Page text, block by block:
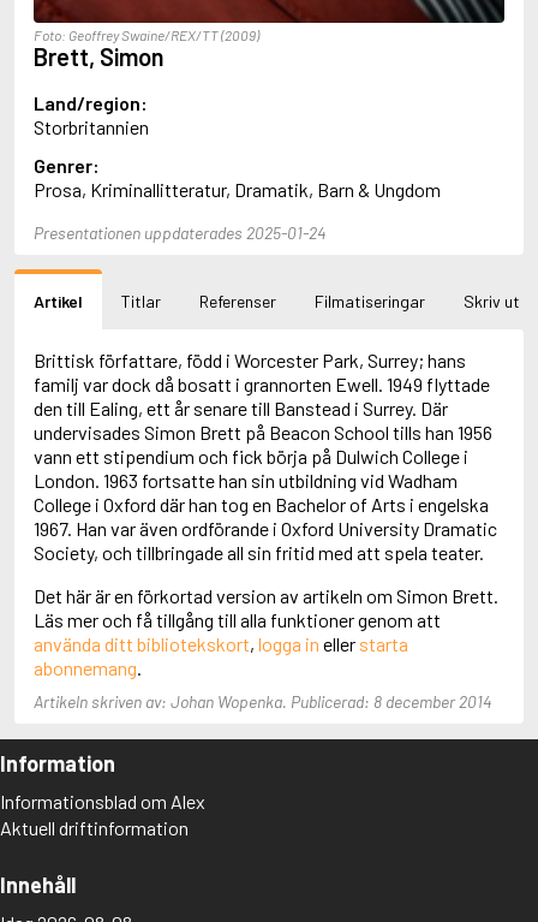
Adams, Douglas
Adams, Herbert
Adams, Jane
Adbåge, Emma
Adbåge, Lisen
Adelborg, Ottilia
Adichie, Chimamanda Ngozi
Adiga, Aravind
Adler-Olsen, Jussi
Adnan, Etel
Adolfsson, Eva
Adolfsson, Josefine
Adolfsson, Maria
Adolphsen, Peter
Foto: Geoffrey Swaine/REX/TT (2009)
Brett, Simon
Land/region:
Storbritannien
Genrer:
Prosa, Kriminallitteratur, Dramatik, Barn & Ungdom
Presentationen uppdaterades 2025-01-24
Artikel Titlar Referenser Filmatiseringar Skriv ut
Brittisk författare, född i Worcester Park, Surrey; hans
familj var dock då bosatt i grannorten Ewell. 1949 flyttade
den till Ealing, ett år senare till Banstead i Surrey. Där
undervisades Simon Brett på Beacon School tills han 1956
vann ett stipendium och fick börja på Dulwich College i
London. 1963 fortsatte han sin utbildning vid Wadham
College i Oxford där han tog en Bachelor of Arts i engelska
1967. Han var även ordförande i Oxford University Dramatic
Society, och tillbringade all sin fritid med att spela teater.
Det här är en förkortad version av artikeln om Simon Brett.
Läs mer och få tillgång till alla funktioner genom att
använda ditt bibliotekskort, logga in eller starta
abonnemang.
Artikeln skriven av: Johan Wopenka. Publicerad: 8 december 2014
Information
Informationsblad om Alex
Aktuell driftinformation
Innehåll